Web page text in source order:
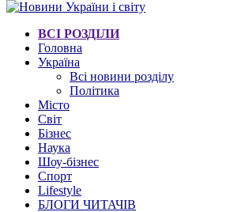
ВСІ РОЗДІЛИ
Головна
Україна
Всі новини розділу
Політика
Місто
Світ
Бізнес
Наука
Шоу-бізнес
Спорт
Lifestyle
БЛОГИ ЧИТАЧІВ